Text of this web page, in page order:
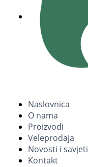
Naslovnica
O nama
Proizvodi
Veleprodaja
Novosti i savjeti
Kontakt